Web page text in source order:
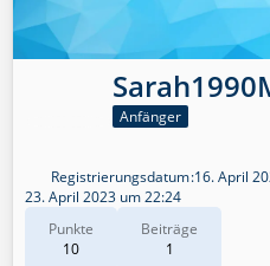
Anfänger
Punkte
10
Beiträge
1
Registrierungsdatum 16. April
23. April 2023 um 22:24